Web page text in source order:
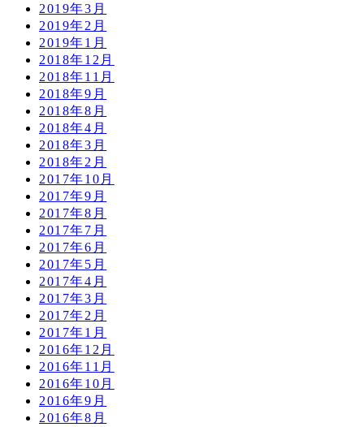
2019年3月
2019年2月
2019年1月
2018年12月
2018年11月
2018年9月
2018年8月
2018年4月
2018年3月
2018年2月
2017年10月
2017年9月
2017年8月
2017年7月
2017年6月
2017年5月
2017年4月
2017年3月
2017年2月
2017年1月
2016年12月
2016年11月
2016年10月
2016年9月
2016年8月